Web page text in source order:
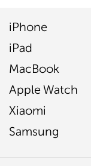
iPhone
iPad
MacBook
Apple Watch
Xiaomi
Samsung